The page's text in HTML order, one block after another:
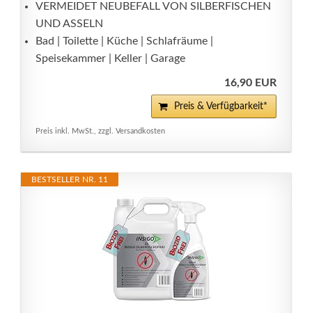
VERMEIDET NEUBEFALL VON SILBERFISCHEN
UND ASSELN
Bad | Toilette | Küche | Schlafräume |
Speisekammer | Keller | Garage
16,90 EUR
Preis & Verfügbarkeit*
Preis inkl. MwSt., zzgl. Versandkosten
BESTSELLER NR. 11